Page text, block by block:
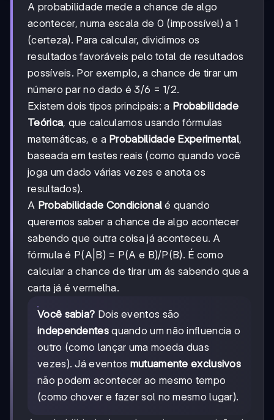
A probabilidade mede a chance de algo
acontecer, numa escala de 0 (impossível) a 1
(certeza). Para calcular, dividimos os
resultados favoráveis pelo total de resultados
possíveis. Por exemplo, a chance de tirar um
número par no dado é 3/6 = 1/2.
Existem dois tipos principais: a Probabilidade
Teórica, que calculamos usando fórmulas
matemáticas, e a Probabilidade Experimental,
baseada em testes reais (como quando você
joga um dado várias vezes e anota os
resultados).
A Probabilidade Condicional é quando
queremos saber a chance de algo acontecer
sabendo que outra coisa já aconteceu. A
fórmula é P(A|B) = P(A e B)/P(B). É como
calcular a chance de tirar um ás sabendo que a
carta já é vermelha.
Você sabia? Dois eventos são
independentesquando um não influencia o
outro (como lançar uma moeda duas
vezes). Já eventos mutuamente exclusivos
não podem acontecer ao mesmo tempo
(como chover e fazer sol no mesmo lugar).